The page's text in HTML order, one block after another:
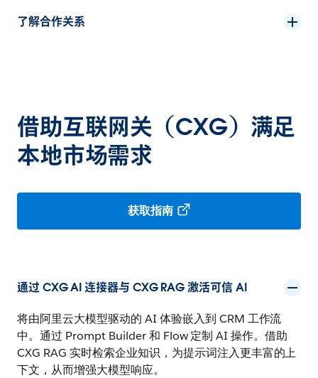
了解合作关系
借助互联网关（CXG）满足
本地市场需求
获取指南
通过 CXG AI 连接器与 CXG RAG 激活可信 AI
将由阿里云大模型驱动的 AI 体验嵌入到 CRM 工作流
中。通过 Prompt Builder 和 Flow 定制 AI 操作。借助
CXG RAG 实时检索企业知识，为提示词注入更丰富的上
下文，从而增强大模型响应。